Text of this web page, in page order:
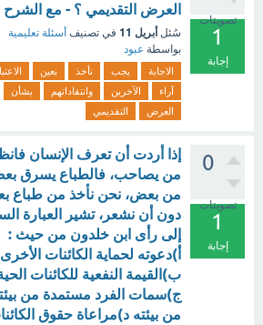
تصويتات
1
إجابة
العرض التقديمي ؟ - مع الشرح
سُئل أبريل 11 في تصنيف أسئلة تعليمية
بواسطة عبود
الاجابة يجب نأخذ بعين
آراء
الآخرين وانتقاداتهم
بشأن
العرض
التقديمي
0
تصويتات
1
إجابة
إذا أردت أن تعرف الإنسان
من يصاحب، فالطباع يسرق
من بعض، نحن نأخذ من طباع
دون أن نشعر، تشير العبارة
إلى رأى ابن خلدون من حيث :
أ)دعوته لحماية الكائنات الأخرى
ب)القيمة النفعية للكائنات
ج)سمات الفرد مستمدة من
من بيئته د)مراعاة حقوق